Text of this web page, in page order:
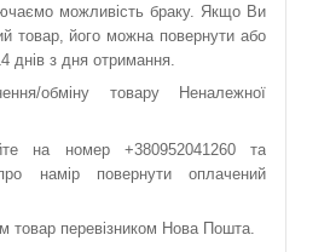
можливість браку. Якщо Ви
товар, його можна повернути або
днів з дня отримання.
обміну товару Неналежної
на номер +380952041260 та
намір повернути оплачений
товар перевізником Нова Пошта.